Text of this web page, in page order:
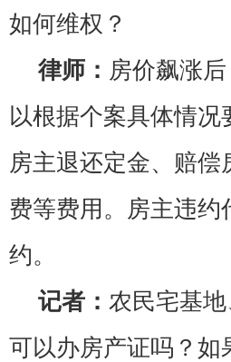
如何维权？
律师： 房价飙涨
以根据个案具体情
房主退还定金、赔
费等费用。房主违
约。
记者： 农民宅基
可以办房产证吗？如